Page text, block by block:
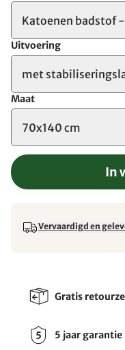
Katoenen badstof
Uitvoering
met
Maat
70x140 cm
In
Vervaardigd en
Gratis
5 jaar garantie